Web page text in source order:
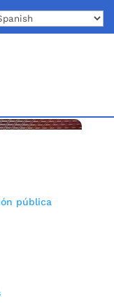
pública
aprendieron